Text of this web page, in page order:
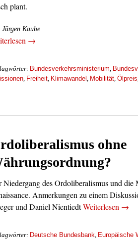
plant.
Jürgen Kaube
→
Bundesverkehrsministerium,
, Freiheit, Klimawandel , Mobilität, Ölpreis
ohne
Niedergang des Ordoliberalismus und die
Anmerkungen zu einem
und Daniel NientiedtWeiterlesen →
Deutsche Bundesbank, Europäische